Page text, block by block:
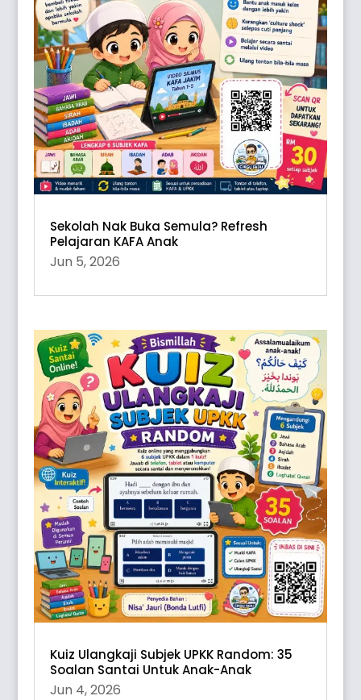
Sekolah Nak Buka Semula? Refresh
Pelajaran KAFA Anak
Jun 5, 2026
Kuiz Ulangkaji Subjek UPKK Random: 35
Soalan Santai Untuk Anak-Anak
Jun 4, 2026